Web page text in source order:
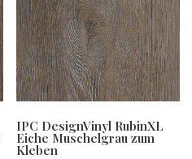
IPC DesignVinyl RubinXL
Eiche Muschelgrau zum
Kleben